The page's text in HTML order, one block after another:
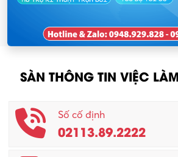
SÀN THÔNG TIN VIỆC
Số cố định
02113.89.2222